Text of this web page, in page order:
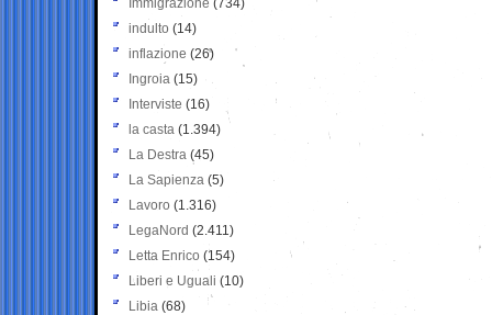
Immigrazione (734)
indulto (14)
inflazione (26)
Ingroia (15)
Interviste (16)
la casta (1.394)
La Destra (45)
La Sapienza (5)
Lavoro (1.316)
LegaNord (2.411)
Letta Enrico (154)
Liberi e Uguali (10)
Libia (68)